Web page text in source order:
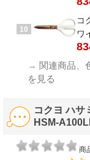
10
コ
ワ
→ 関連商品、
を見る
コクヨ ハサ
HSM-
商